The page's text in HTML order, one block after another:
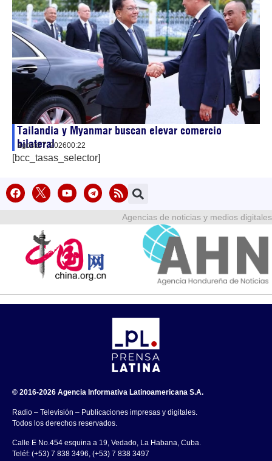
Tailandia y Myanmar buscan elevar comercio
bilateral
agosto 7, 202600:22
[bcc_tasas_selector]
Agencias de noticias y medios digitales
© 2016-2026 Agencia Informativa Latinoamericana S.A.
Radio – Televisión – Publicaciones impresas y digitales.
Todos los derechos reservados.
Calle E No.454 esquina a 19, Vedado, La Habana, Cuba.
Teléf: (+53) 7 838 3496, (+53) 7 838 3497